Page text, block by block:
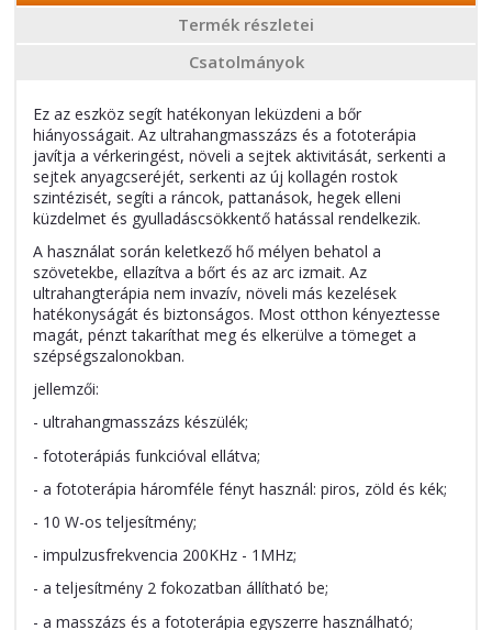
Termék részletei
Csatolmányok
Ez az eszköz segít hatékonyan leküzdeni a bőr
hiányosságait. Az ultrahangmasszázs és a fototerápia
javítja a vérkeringést, növeli a sejtek aktivitását, serkenti a
sejtek anyagcseréjét, serkenti az új kollagén rostok
szintézisét, segíti a ráncok, pattanások, hegek elleni
küzdelmet és gyulladáscsökkentő hatással rendelkezik.
A használat során keletkező hő mélyen behatol a
szövetekbe, ellazítva a bőrt és az arc izmait. Az
ultrahangterápia nem invazív, növeli más kezelések
hatékonyságát és biztonságos. Most otthon kényeztesse
magát, pénzt takaríthat meg és elkerülve a tömeget a
szépségszalonokban.
jellemzői:
- ultrahangmasszázs készülék;
- fototerápiás funkcióval ellátva;
- a fototerápia háromféle fényt használ: piros, zöld és kék;
- 10 W-os teljesítmény;
- impulzusfrekvencia 200KHz - 1MHz;
- a teljesítmény 2 fokozatban állítható be;
- a masszázs és a fototerápia egyszerre használható;